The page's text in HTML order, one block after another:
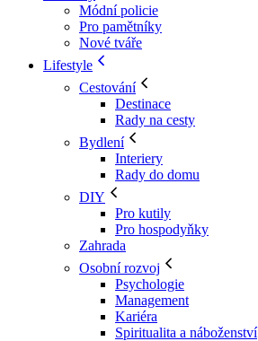
Módní policie
Pro pamětníky
Nové tváře
Lifestyle
Cestování
Destinace
Rady na cesty
Bydlení
Interiery
Rady do domu
DIY
Pro kutily
Pro hospodyňky
Zahrada
Osobní rozvoj
Psychologie
Management
Kariéra
Spiritualita a náboženství